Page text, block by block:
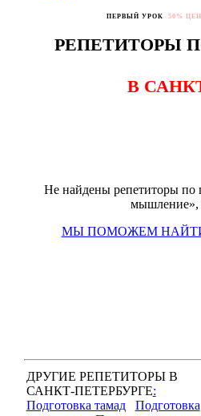
ПЕРВЫЙ УРОК 50%
РЕПЕТИТОРЫ
В
Не найдены репетиторы по
мышление»,
МЫ ПОМОЖЕМ
ДРУГИЕ РЕПЕТИТОРЫ В
САНКТ-ПЕТЕРБУРГЕ:
Подготовка тамад
Подготовка